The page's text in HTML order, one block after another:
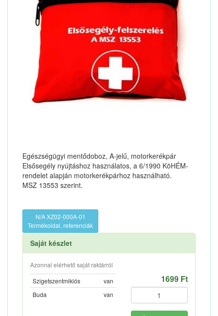
Egészségügyi mentődoboz, A-jelű, motorkerékpár
Elsősegély nyújtáshoz használatos, a 6/1990 KöHÉM-
rendelet alapján motorkerékpárhoz használható.
MSZ 13553 szerint.
N/A XZ02-000A-01
Termékoldal, referenciák
Saját készlet
Azonnal elérhető saját raktárról
Szigetszentmiklós
van
Buda
van
1699 Ft